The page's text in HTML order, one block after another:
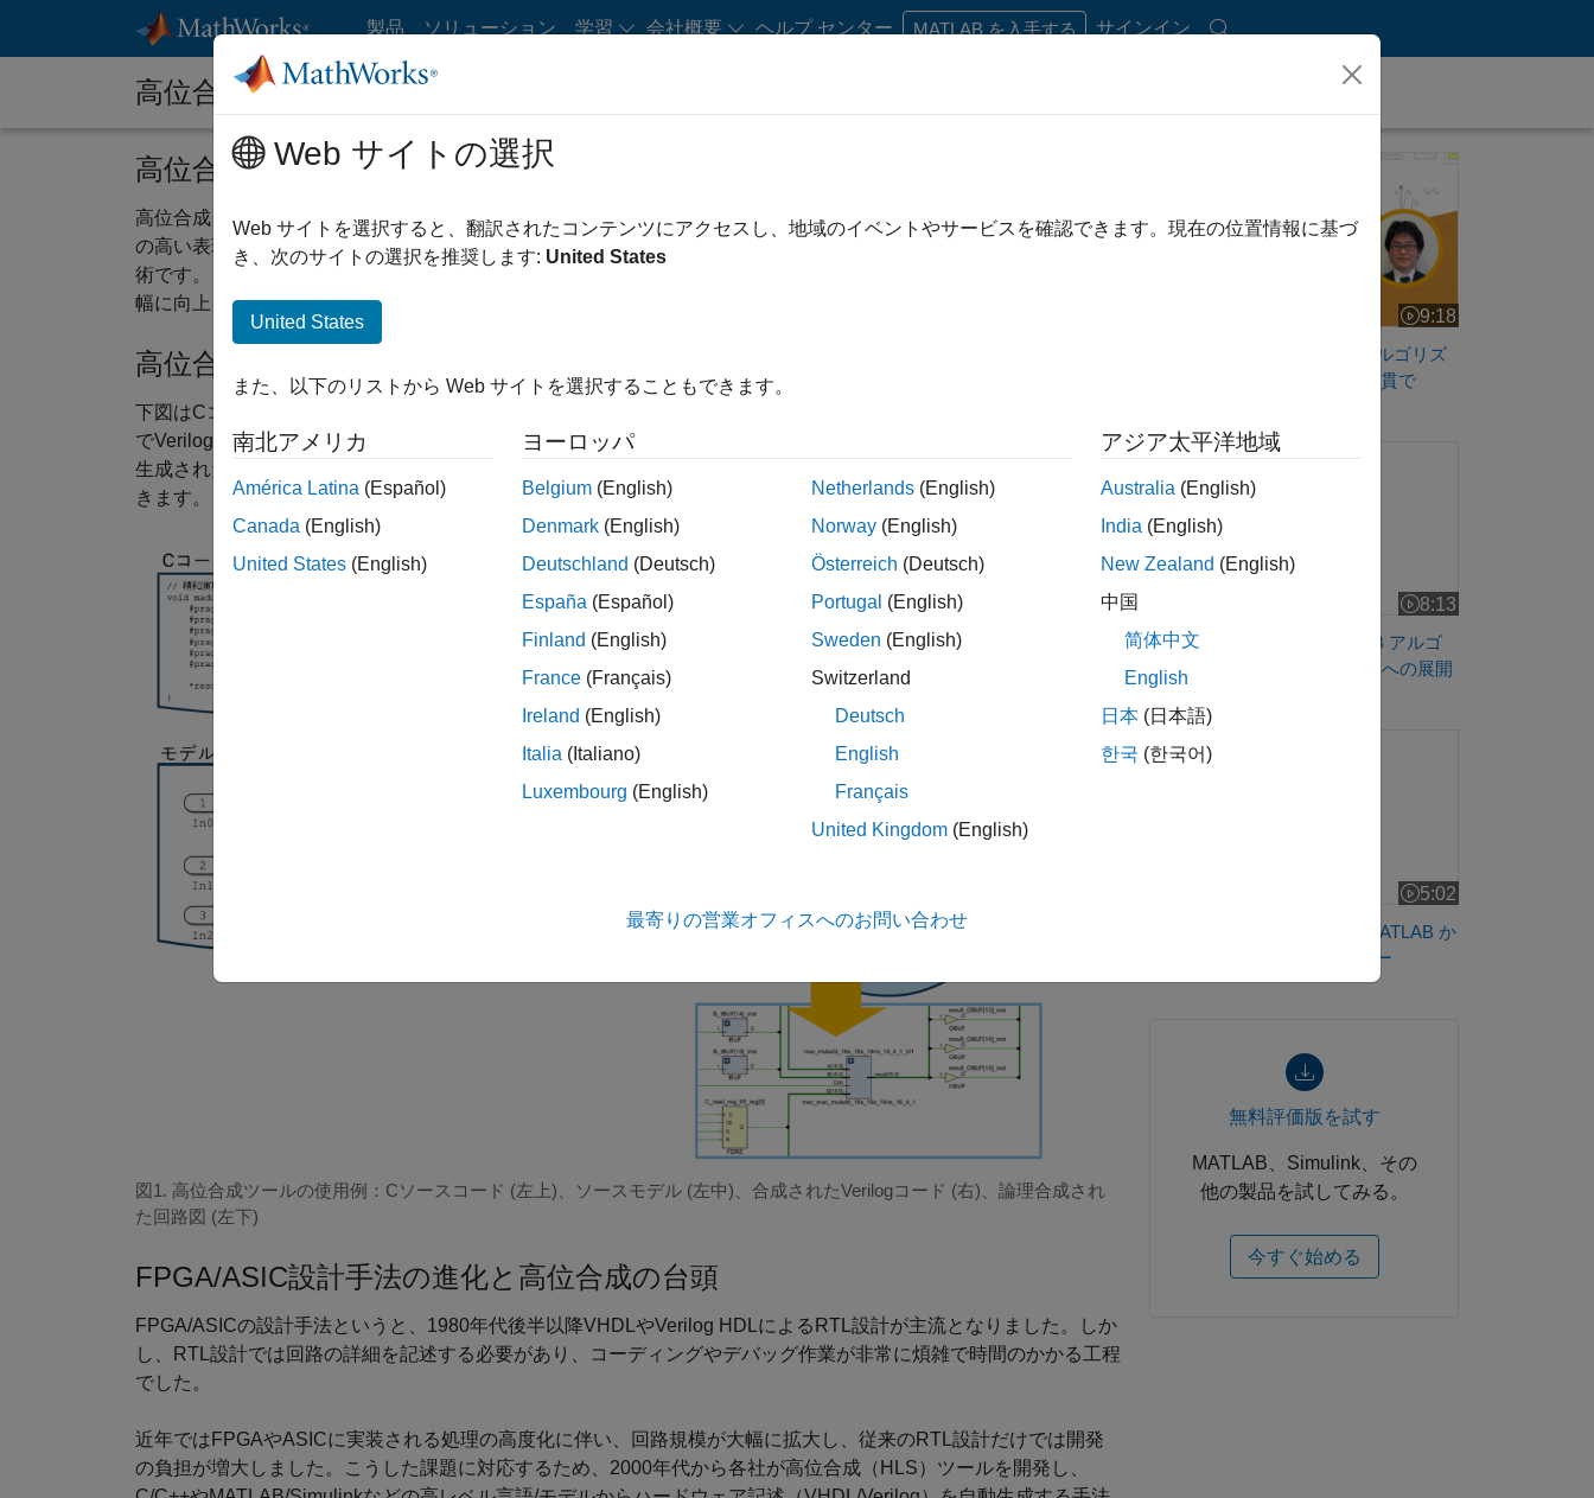
コンテンツへスキップ
製品 ソリューション 学習 会社概要 ヘルプ センター MATLAB を入手する サインイン
高位合成 (HLS)
高位合成 (HLS)とは？
高位合成 (High-Level Synthesis, HLS)とは、C/C++/SystemCコード、MATLABコード、Simulinkモデルなどの抽象度
の高い表現を用いて ASIC / FPGAなどのハードウェア設計を行い、自動的にHDL (
術です。より抽象度の高い言語を使用することで、従来のRTL (Register Transfer Level)設計と比べ、開発効率が大
幅に向上し、再利用性の高い設計が可能になります 。
高位合成の基本概念
下図はCコードとモデルでシンプルな16bitの積和演算を記述し、それを高位合成ツールVitis HLSおよびHDL Coder
でVerilogに変換した例です。簡単なビヘイビア記述から、RTLコードが生成されているのがわかります。さらに、
生成されたVerilogコードを論理合成した結果、回路図ではFlip FlopやDSPブロックで構成されていることが確認で
きます。
図1. 高位合成ツールの使用例：Cソースコード (左上)、ソースモデル (左中)、合成されたVerilogコード (右)、論理合成され
た回路図 (左下)
FPGA/ASIC設計手法の進化と高位合成の台頭
FPGA/ASICの設計手法というと、1980年代後半以降VHDLやVerilog HDLによるRTL設計が主流となりました。しか
し、RTL設計では回路の詳細を記述する必要があり、コーディングやデバッグ作業が非常に煩雑で時間のかかる工程
でした。
近年ではFPGAやASICに実装される処理の高度化に伴い、回路規模が大幅に拡大し、従来のRTL設計だけでは開発
の負担が増大しました。こうした課題に対応するため、2000年代から各社が高位合成（HLS）ツールを開発し、
【FPGAの設計効率化！】アルゴリズム開発・実装
9:18
ビデオの長さ 9:18
【FPGAの設計効率化！】アルゴリズ
ム開発・実装・検証を一気通貫で
Simulink を使用した MATLAB アルゴリズムの
8:13
ビデオの長さ 8:13
Simulink を使用した MATLAB アルゴ
リズムの FPGA または ASIC への展開
Cadence Stratus HLS 向け MATLAB から SystemC
5:02
ビデオの長さ 5:02
Cadence Stratus HLS 向け MATLAB か
ら SystemC へのワークフロー
無料評価版を試す
MATLAB、Simulink、その
他の製品を試してみる。
今すぐ始める
Web サイトの選択
Web サイトを選択すると、翻訳されたコンテンツにアクセスし、地域のイベントやサービスを確認できます。現在の位置情報に基づ
き、次のサイトの選択を推奨します: United States
United States
また、以下のリストから Web サイトを選択することもできます。
南北アメリカ
América Latina (Español)
Canada (English)
United States (English)
ヨーロッパ
Belgium (English)
Denmark (English)
Deutschland (Deutsch)
España (Español)
Finland (English)
France (Français)
Ireland (English)
Italia (Italiano)
Luxembourg (English)
Netherlands (English)
Norway (English)
Österreich (Deutsch)
Portugal (English)
Sweden (English)
Switzerland
Deutsch
English
Français
United Kingdom (English)
アジア太平洋地域
Australia (English)
India (English)
New Zealand (English)
中国
简体中文
English
日本 (日本語)
한국 (한국어)
最寄りの営業オフィスへのお問い合わせ